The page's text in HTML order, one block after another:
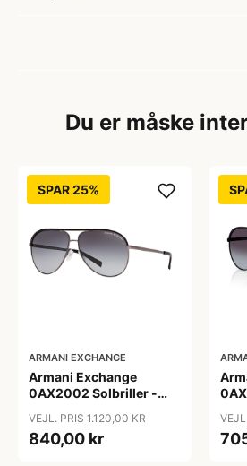
Du er måske
SPAR 25%
ARMANI EXCHANGE
Armani Exchange
0AX2002 Solbriller -
Polariserede Linser
VEJL. PRIS 1.120,00 KR
840,00 kr